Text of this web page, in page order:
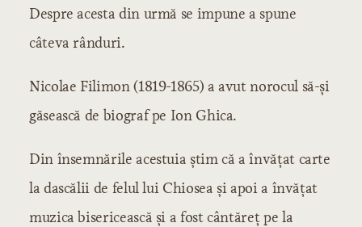
Despre acesta din urmă se impune a spune
câteva rânduri.
Nicolae Filimon (1819-1865) a avut norocul să-şi
găsească de biograf pe Ion Ghica.
Din însemnările acestuia ştim că a învăţat carte
la dascălii de felul lui Chiosea şi apoi a învăţat
muzica bisericească şi a fost cântăreţ pe la